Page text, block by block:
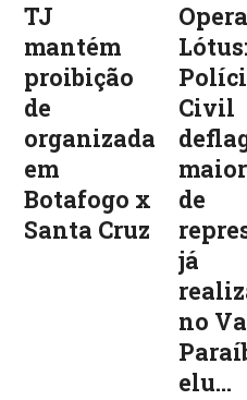
TJ
mantém
proibição
de
organizadas
em
Botafogo x
Santa Cruz
Lótus:
Civil
de
já
no
elu...